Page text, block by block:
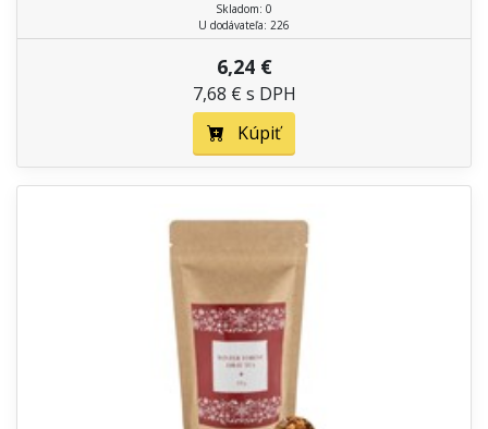
Skladom: 0
U dodávateľa: 226
6,24 €
7,68 € s DPH
Kúpiť